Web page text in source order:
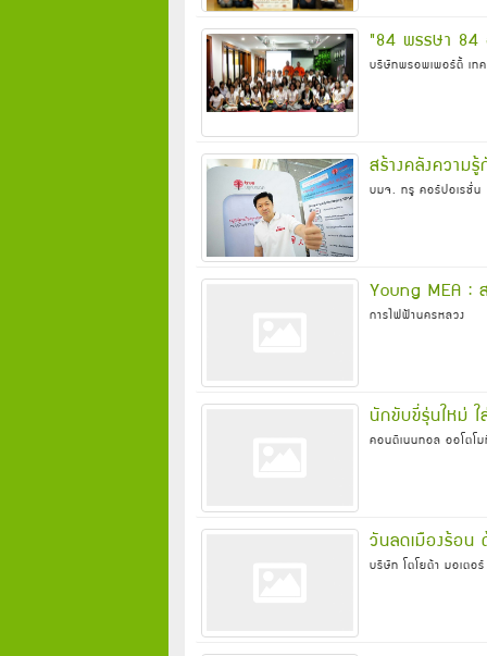
"84 พรรษา
บริษัทพรอพเพอร์ตี้ เท
สร้างคลังควา
บมจ. ทรู คอร์ปอเรชั่น
Young MEA :
การไฟฟ้านครหลวง
นักขับขี่รุ่นใหม่
คอนติเนนทอล ออโตโ
วันลดเมืองร้อน
บริษัท โตโยต้า มอเตอ